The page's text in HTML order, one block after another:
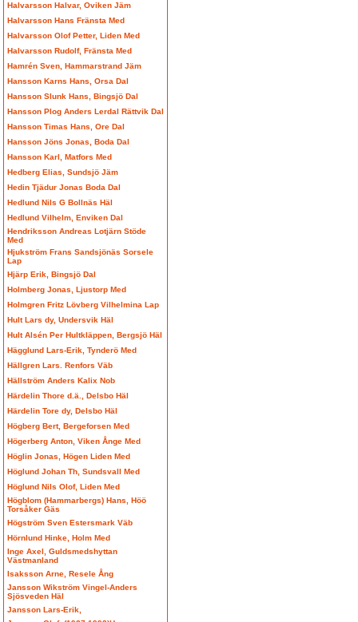
Halvarsson Halvar, Oviken Jäm
Halvarsson Hans Fränsta Med
Halvarsson Olof Petter, Liden Med
Halvarsson Rudolf, Fränsta Med
Hamrén Sven, Hammarstrand Jäm
Hansson Karns Hans, Orsa Dal
Hansson Slunk Hans, Bingsjö Dal
Hansson Plog Anders Lerdal Rättvik Dal
Hansson Timas Hans, Ore Dal
Hansson Jöns Jonas, Boda Dal
Hansson Karl, Matfors Med
Hedberg Elias, Sundsjö Jäm
Hedin Tjädur Jonas Boda Dal
Hedlund Nils G Bollnäs Häl
Hedlund Vilhelm, Enviken Dal
Hendriksson Andreas Lotjärn Stöde
Med
Hjukström Frans Sandsjönäs Sorsele
Lap
Hjärp Erik, Bingsjö Dal
Holmberg Jonas, Ljustorp Med
Holmgren Fritz Lövberg Vilhelmina Lap
Hult Lars dy, Undersvik Häl
Hult Alsén Per Hultkläppen, Bergsjö Häl
Hägglund Lars-Erik, Tynderö Med
Hällgren Lars. Renfors Väb
Hällström Anders Kalix Nob
Härdelin Thore d.ä., Delsbo Häl
Härdelin Tore dy, Delsbo Häl
Högberg Bert, Bergeforsen Med
Högerberg Anton, Viken Ånge Med
Höglin Jonas, Högen Liden Med
Höglund Johan Th, Sundsvall Med
Höglund Nils Olof, Liden Med
Högblom (Hammarbergs) Hans, Höö
Torsåker Gäs
Högström Sven Estersmark Väb
Hörnlund Hinke, Holm Med
Inge Axel, Guldsmedshyttan
Västmanland
Isaksson Arne, Resele Ång
Jansson Wikström Vingel-Anders
Sjösveden Häl
Jansson Lars-Erik,